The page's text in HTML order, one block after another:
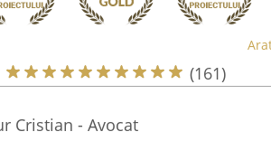
(161)
Cristian - Avocat